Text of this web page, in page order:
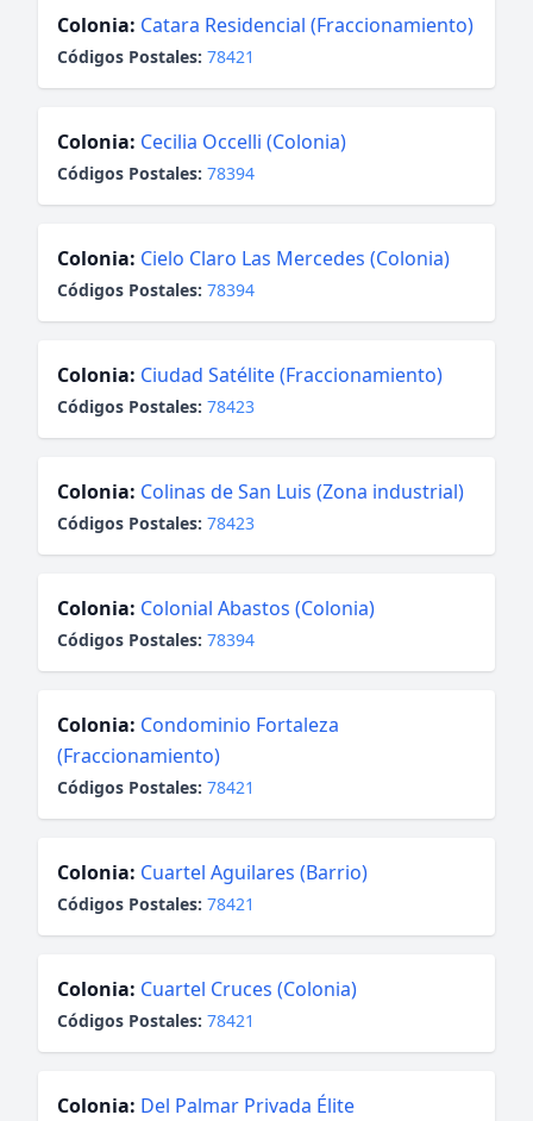
Colonia: Catara Residencial (Fraccionamiento)
Códigos Postales: 78421
Colonia: Cecilia Occelli (Colonia)
Códigos Postales: 78394
Colonia: Cielo Claro Las Mercedes (Colonia)
Códigos Postales: 78394
Colonia: Ciudad Satélite (Fraccionamiento)
Códigos Postales: 78423
Colonia: Colinas de San Luis (Zona industrial)
Códigos Postales: 78423
Colonia: Colonial Abastos (Colonia)
Códigos Postales: 78394
Colonia: Condominio Fortaleza
(Fraccionamiento)
Códigos Postales: 78421
Colonia: Cuartel Aguilares (Barrio)
Códigos Postales: 78421
Colonia: Cuartel Cruces (Colonia)
Códigos Postales: 78421
Colonia: Del Palmar Privada Élite